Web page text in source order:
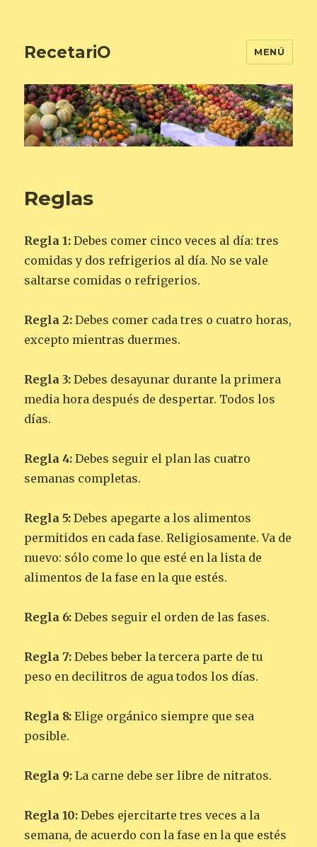
RecetariO MENÚ
Reglas
Regla 1: Debes comer cinco veces al día: tres
comidas y dos refrigerios al día. No se vale
saltarse comidas o refrigerios.
Regla 2: Debes comer cada tres o cuatro horas,
excepto mientras duermes.
Regla 3: Debes desayunar durante la primera
media hora después de despertar. Todos los
días.
Regla 4: Debes seguir el plan las cuatro
semanas completas.
Regla 5: Debes apegarte a los alimentos
permitidos en cada fase. Religiosamente. Va de
nuevo: sólo come lo que esté en la lista de
alimentos de la fase en la que estés.
Regla 6: Debes seguir el orden de las fases.
Regla 7: Debes beber la tercera parte de tu
peso en decilitros de agua todos los días.
Regla 8: Elige orgánico siempre que sea
posible.
Regla 9: La carne debe ser libre de nitratos.
Regla 10: Debes ejercitarte tres veces a la
semana, de acuerdo con la fase en la que estés